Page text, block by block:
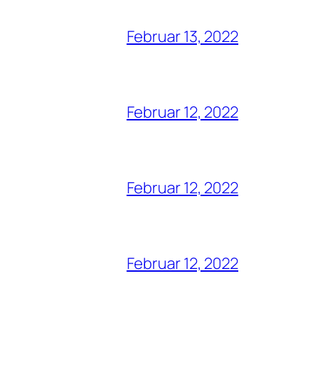
Februar 13, 2022
Februar 12, 2022
Februar 12, 2022
Februar 12, 2022